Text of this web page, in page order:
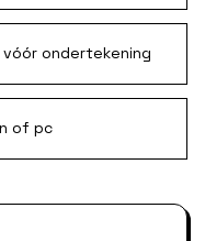
vóór ondertekening
of pc